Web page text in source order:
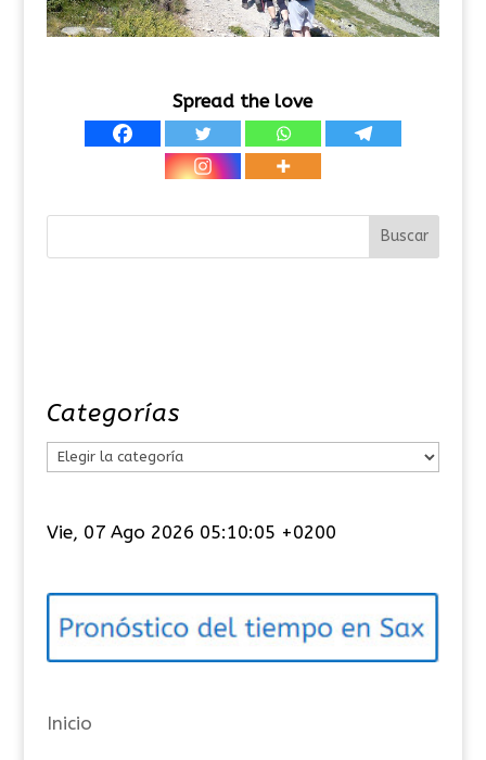
Spread the love
Categorías
e
o
í
s
Vie, 07 Ago 2026 05:10:06 +0200
Inicio